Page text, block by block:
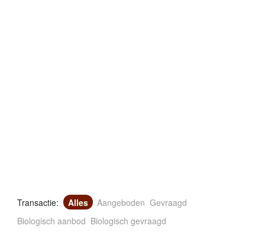
Transactie: Alles Aangeboden Gevraagd
Biologisch aanbod Biologisch gevraagd